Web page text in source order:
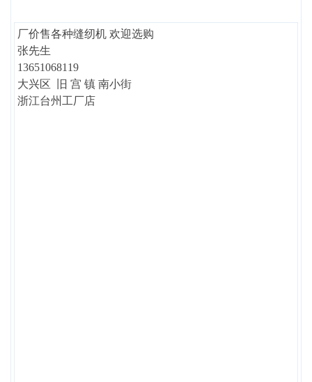
厂价售各种缝纫机 欢迎选购
张先生
13651068119
大兴区 旧 宫 镇 南小街
浙江台州工厂店